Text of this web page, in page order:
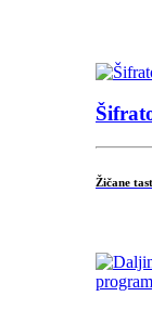
Žičane